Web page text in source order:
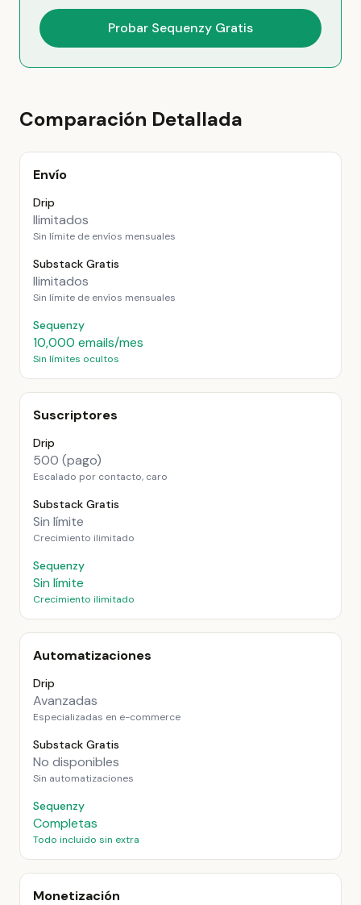
Probar Sequenzy Gratis
Comparación Detallada
Envío
Drip
Ilimitados
Sin límite de envíos mensuales
Substack Gratis
Ilimitados
Sin límite de envíos mensuales
Sequenzy
10,000 emails/mes
Sin límites ocultos
Suscriptores
Drip
500 (pago)
Escalado por contacto, caro
Substack Gratis
Sin límite
Crecimiento ilimitado
Sequenzy
Sin límite
Crecimiento ilimitado
Automatizaciones
Drip
Avanzadas
Especializadas en e-commerce
Substack Gratis
No disponibles
Sin automatizaciones
Sequenzy
Completas
Todo incluido sin extra
Monetización